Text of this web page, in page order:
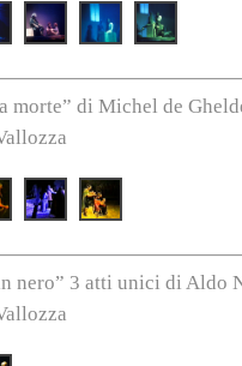
morte” di Michel de
nero” 3 atti unici di Aldo